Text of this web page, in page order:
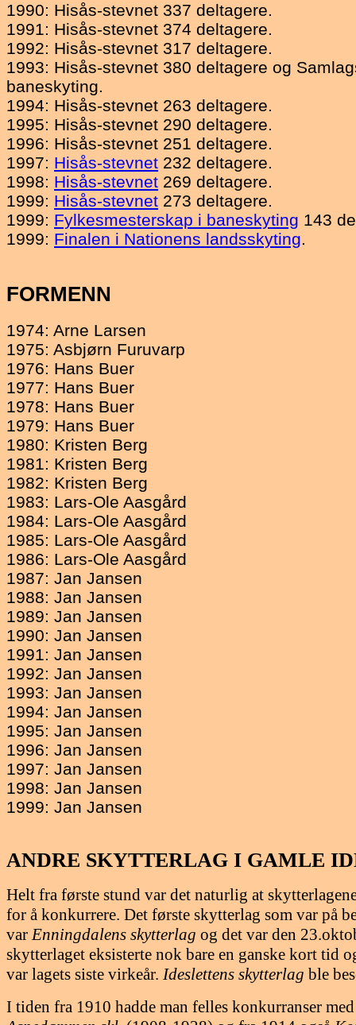
1990: Hisås-stevnet 337 deltagere.
1991: Hisås-stevnet 374 deltagere.
1992: Hisås-stevnet 317 deltagere.
1993: Hisås-stevnet 380 deltagere og
baneskyting.
1994: Hisås-stevnet 263 deltagere.
1995: Hisås-stevnet 290 deltagere.
1996: Hisås-stevnet 251 deltagere.
1997: Hisås-stevnet 232 deltagere.
1998: Hisås-stevnet 269 deltagere.
1999: Hisås-stevnet 273 deltagere.
1999: Fylkesmesterskap i baneskyting 143
1999: Finalen i Nationens landsskyting.
FORMENN
1974: Arne Larsen
1975: Asbjørn Furuvarp
1976: Hans Buer
1977: Hans Buer
1978: Hans Buer
1979: Hans Buer
1980: Kristen Berg
1981: Kristen Berg
1982: Kristen Berg
1983: Lars-Ole Aasgård
1984: Lars-Ole Aasgård
1985: Lars-Ole Aasgård
1986: Lars-Ole Aasgård
1987: Jan Jansen
1988: Jan Jansen
1989: Jan Jansen
1990: Jan Jansen
1991: Jan Jansen
1992: Jan Jansen
1993: Jan Jansen
1994: Jan Jansen
1995: Jan Jansen
1996: Jan Jansen
1997: Jan Jansen
1998: Jan Jansen
1999: Jan Jansen
ANDRE SKYTTERLAG I GAMLE
Helt fra første stund var det naturlig at
for å konkurrere. Det første skytterlag som var på
var Enningdalens skytterlag og det var den
skytterlaget eksisterte nok bare en ganske kort tid
var lagets siste virkeår. Ideslettens skytterlag ble
I tiden fra 1910 hadde man felles konkurranser